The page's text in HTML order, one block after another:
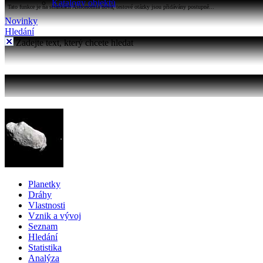
Katalogy objektů
Tato funkce je na stránkách Astronomia nová, testové otázky jsou přidávány postupně...
Novinky
Hledání
Zadejte text, který chcete hledat
Planetky
Dráhy
Vlastnosti
Vznik a vývoj
Seznam
Hledání
Statistika
Analýza